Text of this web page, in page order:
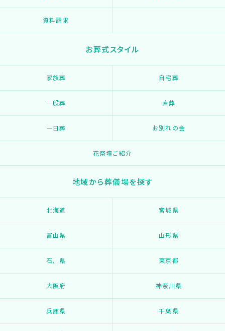
資料請求
お葬式スタイル
家族葬 自宅葬
一般葬 直葬
一日葬 お別れの会
花祭壇ご紹介
地域から葬儀場を探す
北海道 宮城県
富山県 山形県
石川県 東京都
大阪府 神奈川県
兵庫県 千葉県